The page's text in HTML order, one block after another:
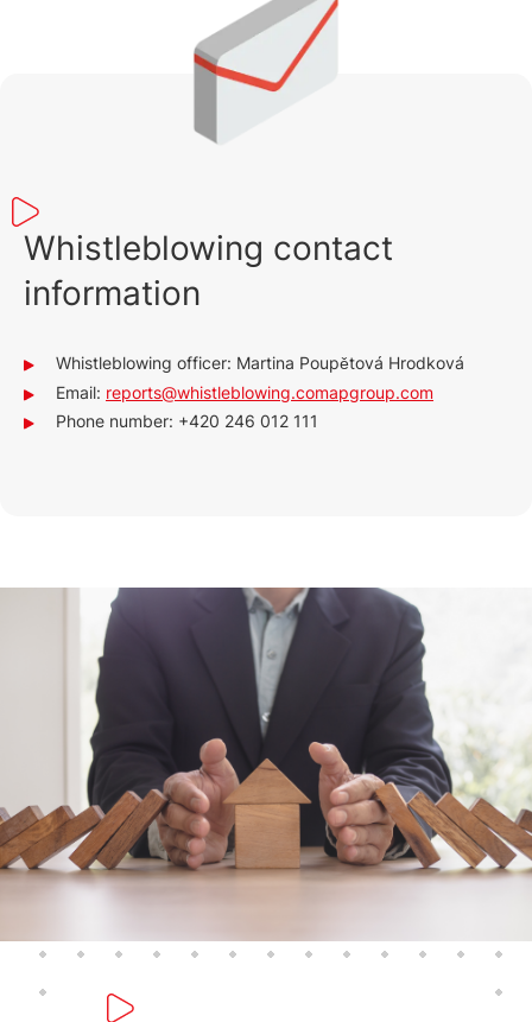
Whistleblowing contact
information
Whistleblowing officer: Martina Poupětová Hrodková
Email: reports@whistleblowing.comapgroup.com
Phone number: +420 246 012 111